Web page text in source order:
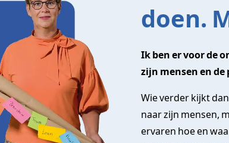
doen.
Ik ben er voor de
zijn mensen en de
Wie verder kijkt
naar zijn mensen,
ervaren hoe en